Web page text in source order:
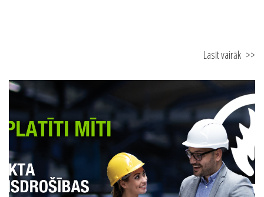
Lasīt vairāk >>